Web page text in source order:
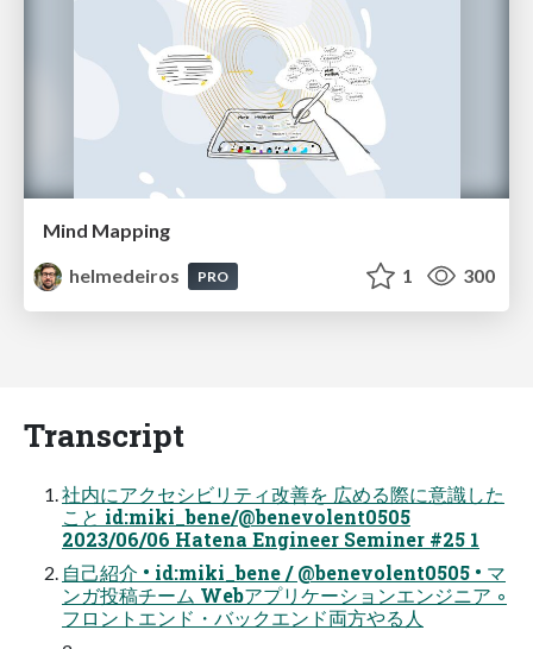
Mind Mapping
helmedeiros
PRO 1 300
Transcript
社内にアクセシビリティ改善を 広める際に意識した
こと id:miki_bene/@benevolent0505
2023/06/06 Hatena Engineer Seminer #25 1
自己紹介 • id:miki_bene / @benevolent0505 • マ
ンガ投稿チーム Webアプリケーションエンジニア ◦
フロントエンド・バックエンド両方やる人